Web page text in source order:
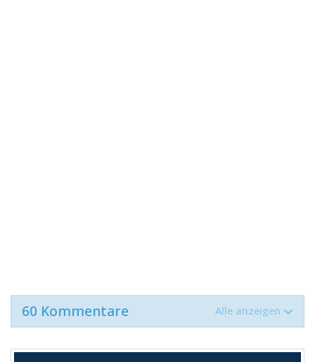
60 Kommentare Alle anzeigen